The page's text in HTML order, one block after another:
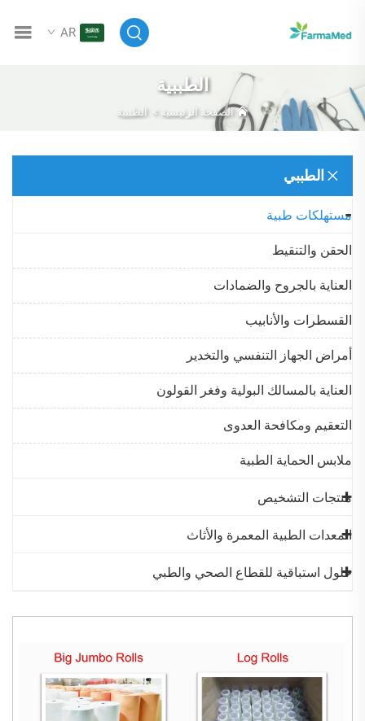
AR
الطببية
الصفحة الرئيسية >الطببية
الطببي
مستهلكات طبية
الحقن والتنقيط
العناية بالجروح والضمادات
القسطرات والأنابيب
أمراض الجهاز التنفسي والتخدير
العناية بالمسالك البولية وفغر القولون
التعقيم ومكافحة العدوى
ملابس الحماية الطبية
منتجات التشخيص
المعدات الطبية المعمرة والأثاث
حلول استباقية للقطاع الصحي والطبي